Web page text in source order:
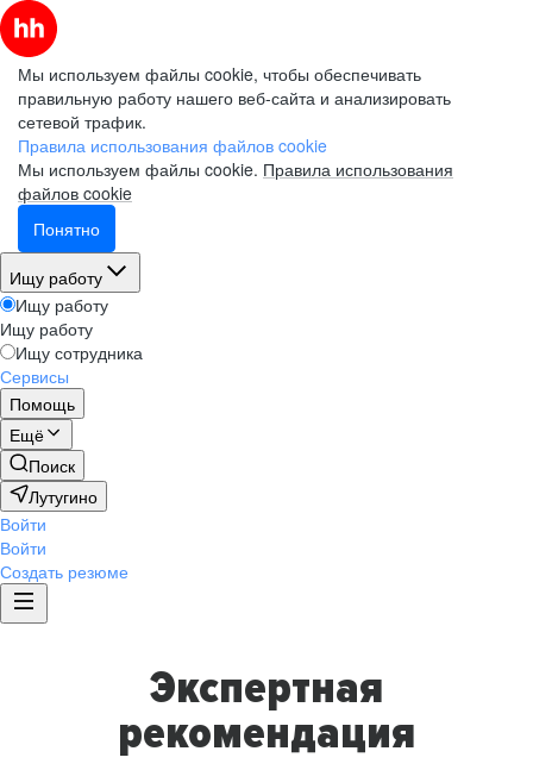
Мы используем файлы cookie, чтобы обеспечивать
правильную работу нашего веб-сайта и анализировать
сетевой трафик.
Правила использования файлов cookie
Мы используем файлы cookie. Правила использования
файлов cookie
Понятно
Ищу работу
Ищу работу
Ищу работу
Ищу сотрудника
Сервисы
Помощь
Ещё
Поиск
Лутугино
Войти
Войти
Создать резюме
Экспертная
рекомендация